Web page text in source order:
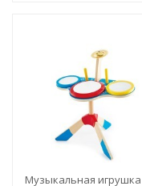
Музыкальная игрушка